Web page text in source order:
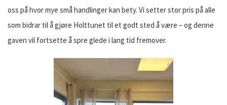
oss på hvor mye små handlinger kan bety. Vi setter stor pris på alle
som bidrar til å gjøre Holttunet til et godt sted å være – og denne
gaven vil fortsette å spre glede i lang tid fremover.